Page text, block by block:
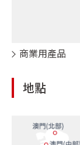
商業用產品
地點